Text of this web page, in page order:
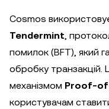
Cosmos
Tendermint,
помилок (BFT), який
обробку транзакцій.
механізмом Proof-
користувачам